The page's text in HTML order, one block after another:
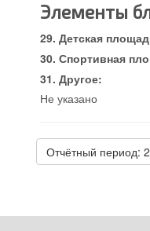
Элементы
Детская
Спортивная
Другое:
Не указано
Отчётный период: